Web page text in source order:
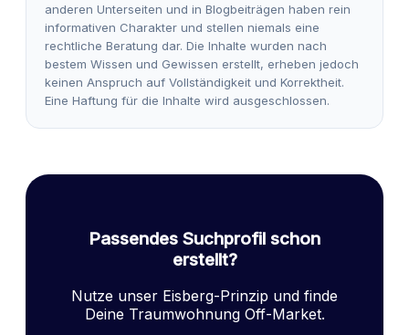
anderen Unterseiten und in Blogbeiträgen haben rein
informativen Charakter und stellen niemals eine
rechtliche Beratung dar. Die Inhalte wurden nach
bestem Wissen und Gewissen erstellt, erheben jedoch
keinen Anspruch auf Vollständigkeit und Korrektheit.
Eine Haftung für die Inhalte wird ausgeschlossen.
Passendes Suchprofil schon
erstellt?
Nutze unser Eisberg-Prinzip und finde
Deine Traumwohnung Off-Market.